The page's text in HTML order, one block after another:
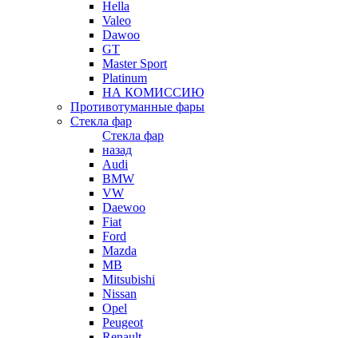
Hella
Valeo
Dawoo
GT
Master Sport
Platinum
НА КОМИССИЮ
Противотуманные фары
Стекла фар
Стекла фар
назад
Audi
BMW
VW
Daewoo
Fiat
Ford
Mazda
MB
Mitsubishi
Nissan
Opel
Peugeot